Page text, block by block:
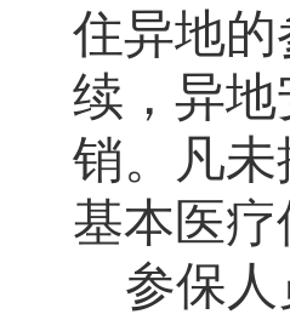
住异地
续，异
销。凡
基本医
参保